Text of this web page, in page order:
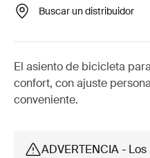
Buscar un distribuidor
El asiento de bicicleta
confort, con ajuste
conveniente.
ADVERTENCIA -